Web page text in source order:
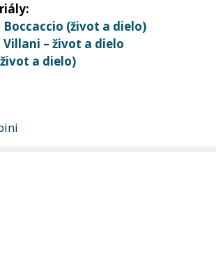
Boccaccio (život a dielo)
Villani – život a dielo
a dielo)